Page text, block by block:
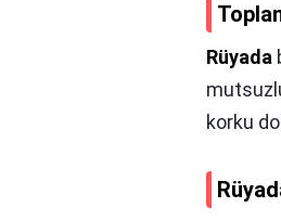
Rüyada
korku